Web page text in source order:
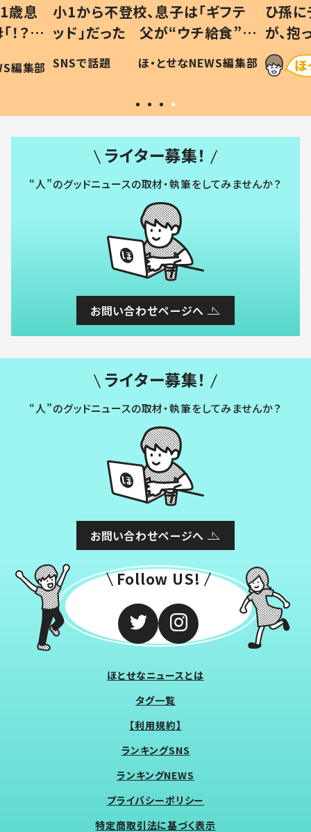
歳息
？」
編集部
小1から不登校、息子は「ギフテ
ッド」だった 父が“ウチ給食”を
作り続ける理由とは #令和の親
#令和の子
SNSで話題 ほ・とせなNEWS編集部
ひ孫
が、
「涙が
い」
ライター募集！
“人”のグッドニュースの取材・執筆をしてみませんか？
お問い合わせページへ
ライター募集！
“人”のグッドニュースの取材・執筆をしてみませんか？
お問い合わせページへ
Follow US!
ほとせなニュースとは
タグ一覧
【利用規約】
ランキングSNS
ランキングNEWS
プライバシーポリシー
特定商取引法に基づく表示